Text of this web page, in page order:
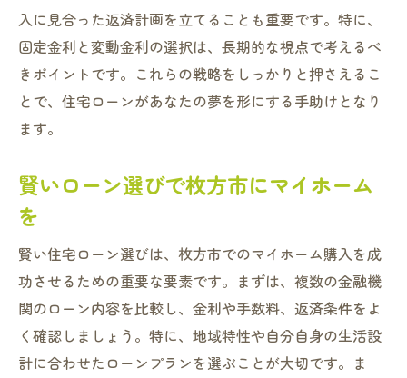
入に見合った返済計画を立てることも重要です。特に、
固定金利と変動金利の選択は、長期的な視点で考えるべ
きポイントです。これらの戦略をしっかりと押さえるこ
とで、住宅ローンがあなたの夢を形にする手助けとなり
ます。
賢いローン選びで枚方市にマイホーム
を
賢い住宅ローン選びは、枚方市でのマイホーム購入を成
功させるための重要な要素です。まずは、複数の金融機
関のローン内容を比較し、金利や手数料、返済条件をよ
く確認しましょう。特に、地域特性や自分自身の生活設
計に合わせたローンプランを選ぶことが大切です。ま